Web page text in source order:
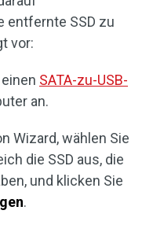
entfernte SSD zu
vor:
SATA-zu-USB-
an.
Wizard, wählen Sie
die SSD aus, die
und klicken Sie
.